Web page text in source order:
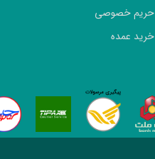
حریم خصوصی
خرید عمده